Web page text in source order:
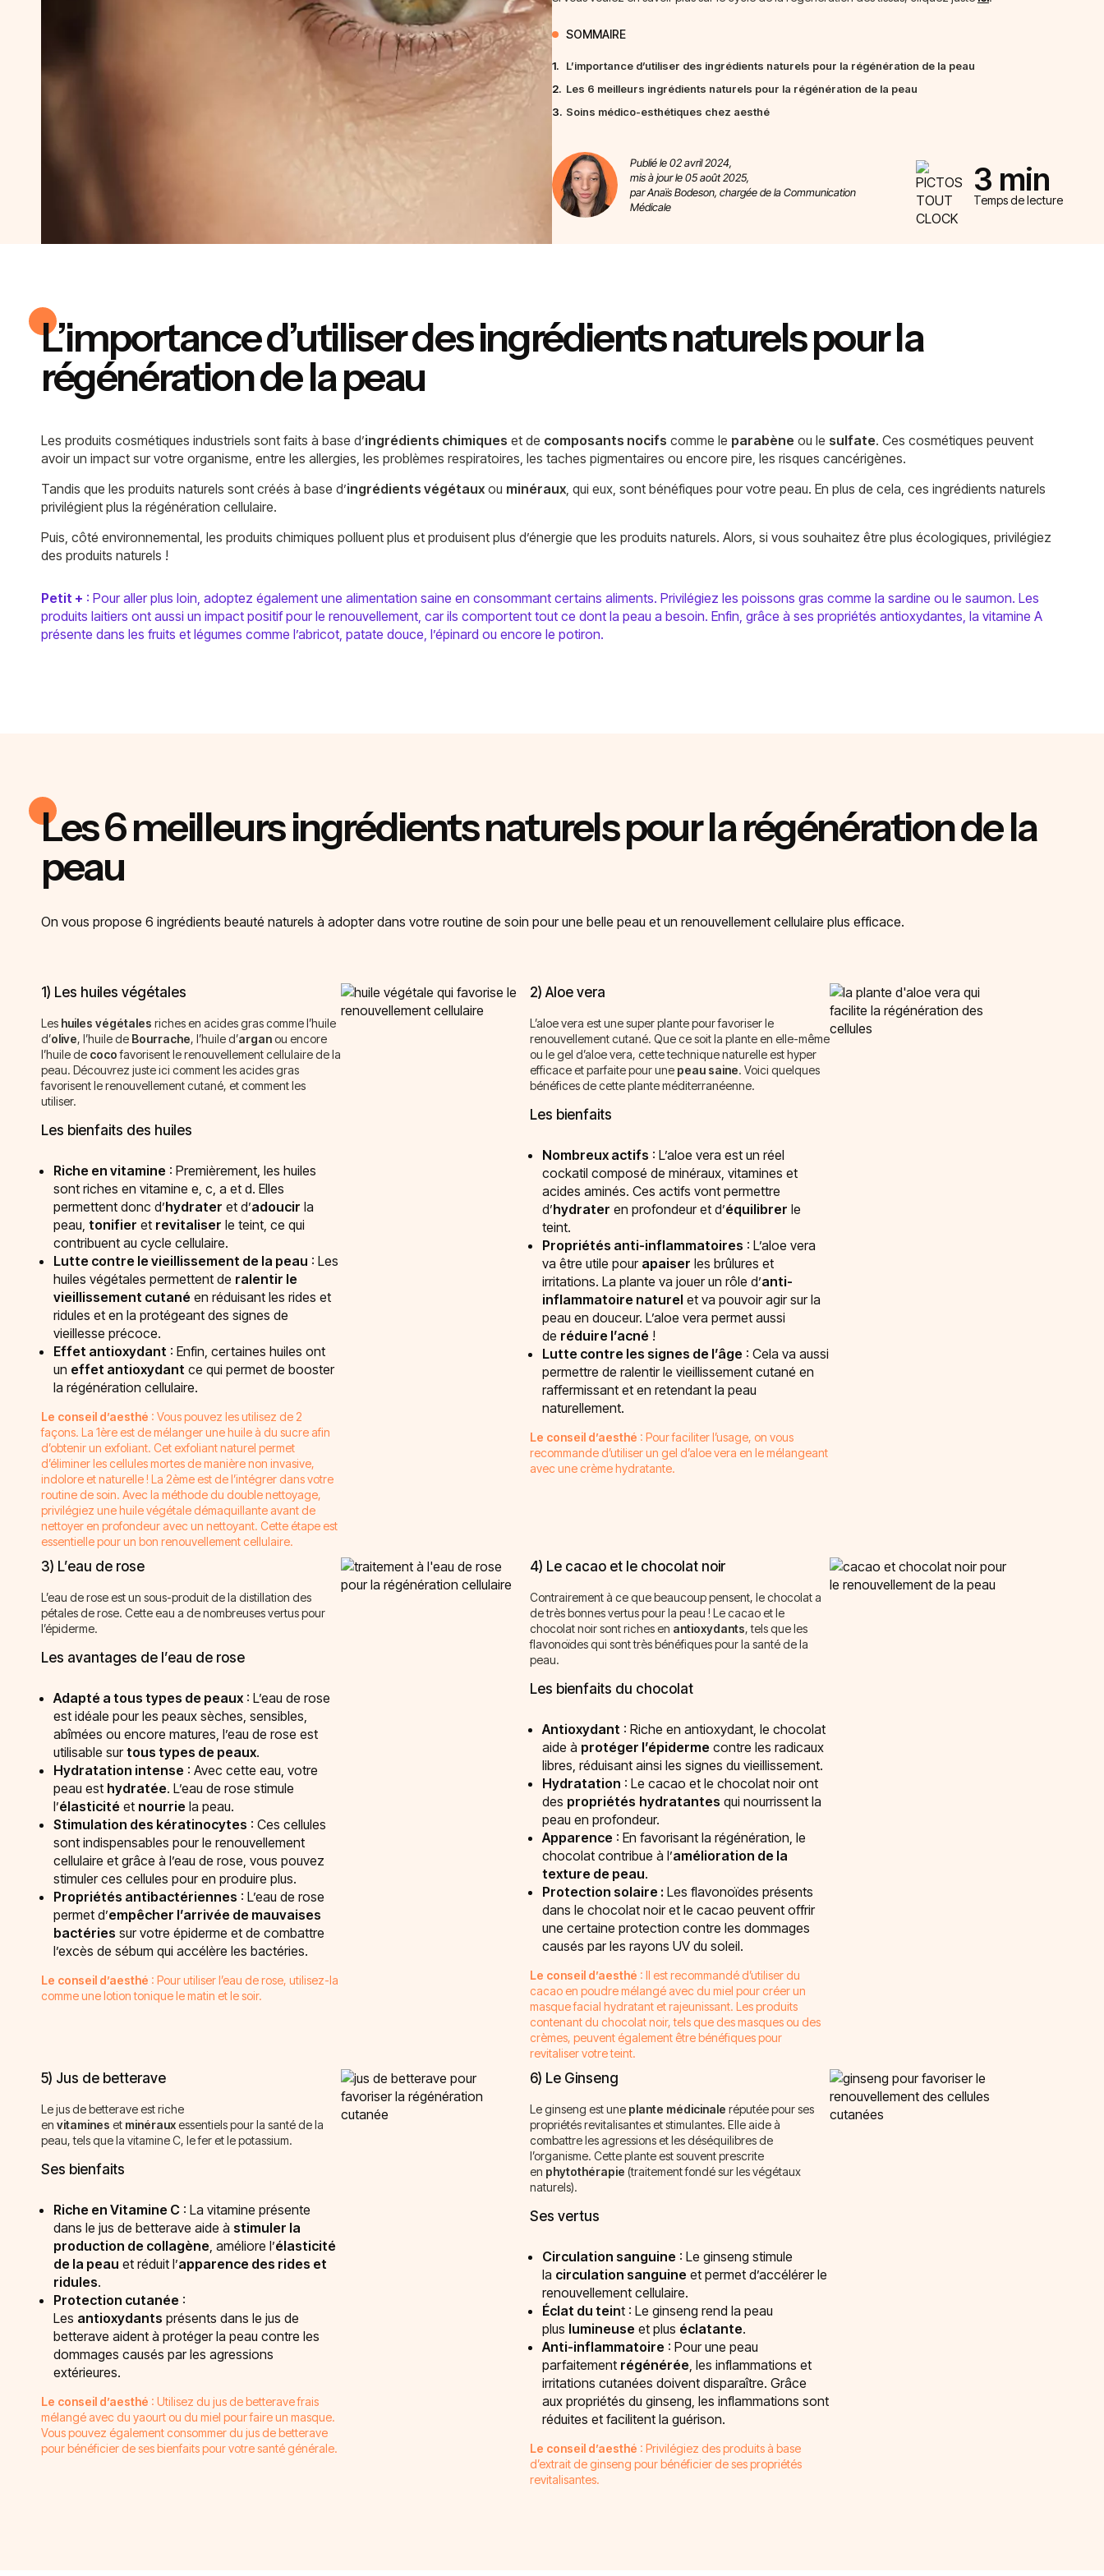
SOMMAIRE
1.
L’importance d’utiliser des ingrédients naturels pour la régénération de la peau
2. Les 6 meilleurs ingrédients naturels pour la régénération de la peau
3. Soins médico-esthétiques chez aesthé
Publié le 02 avril 2024,
mis à jour le 05 août 2025,
par Anaïs Bodeson, chargée de la Communication
Médicale
3 min
Temps de lecture
L’importance d’utiliser des ingrédients naturels pour la
régénération de la peau
Les produits cosmétiques industriels sont faits à base d’ingrédients chimiques et de composants nocifs comme le parabène ou le sulfate. Ces cosmétiques peuvent
avoir un impact sur votre organisme, entre les allergies, les problèmes respiratoires, les taches pigmentaires ou encore pire, les risques cancérigènes.
Tandis que les produits naturels sont créés à base d’ingrédients végétaux ou minéraux, qui eux, sont bénéfiques pour votre peau. En plus de cela, ces ingrédients naturels
privilégient plus la régénération cellulaire.
Puis, côté environnemental, les produits chimiques polluent plus et produisent plus d’énergie que les produits naturels. Alors, si vous souhaitez être plus écologiques, privilégiez
des produits naturels !
Petit + : Pour aller plus loin, adoptez également une alimentation saine en consommant certains aliments. Privilégiez les poissons gras comme la sardine ou le saumon. Les
produits laitiers ont aussi un impact positif pour le renouvellement, car ils comportent tout ce dont la peau a besoin. Enfin, grâce à ses propriétés antioxydantes, la vitamine A
présente dans les fruits et légumes comme l’abricot, patate douce, l’épinard ou encore le potiron.
Les 6 meilleurs ingrédients naturels pour la régénération de la
peau
On vous propose 6 ingrédients beauté naturels à adopter dans votre routine de soin pour une belle peau et un renouvellement cellulaire plus efficace.
1) Les huiles végétales
Les huiles végétales riches en acides gras comme l’huile
d’olive, l’huile de Bourrache, l’huile d’arganou encore
l’huile de cocofavorisent le renouvellement cellulaire de la
peau. Découvrez juste ici comment les acides gras
favorisent le renouvellement cutané, et comment les
utiliser.
Les bienfaits des huiles
Riche en vitamine : Premièrement, les huiles
sont riches en vitamine e, c, a et d. Elles
permettent donc d’hydrater et d’adoucir la
peau, tonifier et revitaliser le teint, ce qui
contribuent au cycle cellulaire.
Lutte contre le vieillissement de la peau : Les
huiles végétales permettent de ralentir le
vieillissement cutané en réduisant les rides et
ridules et en la protégeant des signes de
vieillesse précoce.
Effet antioxydant : Enfin, certaines huiles ont
un effet antioxydant ce qui permet de booster
la régénération cellulaire.
Le conseil d’aesthé : Vous pouvez les utilisez de 2
façons. La 1ère est de mélanger une huile à du sucre afin
d’obtenir un exfoliant. Cet exfoliant naturel permet
d’éliminer les cellules mortes de manière non invasive,
indolore et naturelle ! La 2ème est de l’intégrer dans votre
routine de soin. Avec la méthode du double nettoyage,
privilégiez une huile végétale démaquillante avant de
nettoyer en profondeur avec un nettoyant. Cette étape est
essentielle pour un bon renouvellement cellulaire.
2) Aloe vera
L’aloe vera est une super plante pour favoriser le
renouvellement cutané. Que ce soit la plante en elle-même
ou le gel d’aloe vera, cette technique naturelle est hyper
efficace et parfaite pour une peau saine. Voici quelques
bénéfices de cette plante méditerranéenne.
Les bienfaits
Nombreux actifs : L’aloe vera est un réel
cockatil composé de minéraux, vitamines et
acides aminés. Ces actifs vont permettre
d’hydrater en profondeur et d’équilibrer le
teint.
Propriétés anti-inflammatoires : L’aloe vera
va être utile pour apaiser les brûlures et
irritations. La plante va jouer un rôle d’anti-
inflammatoire naturel et va pouvoir agir sur la
peau en douceur. L’aloe vera permet aussi
de réduire l’acné !
Lutte contre les signes de l’âge : Cela va aussi
permettre de ralentir le vieillissement cutané en
raffermissant et en retendant la peau
naturellement.
Le conseil d’aesthé : Pour faciliter l’usage, on vous
recommande d’utiliser un gel d’aloe vera en le mélangeant
avec une crème hydratante.
3) L’eau de rose
L’eau de rose est un sous-produit de la distillation des
pétales de rose. Cette eau a de nombreuses vertus pour
l’épiderme.
Les avantages de l’eau de rose
Adapté a tous types de peaux : L’eau de rose
est idéale pour les peaux sèches, sensibles,
abîmées ou encore matures, l’eau de rose est
utilisable surtous types de peaux.
Hydratation intense : Avec cette eau, votre
peau est hydratée. L’eau de rose stimule
l’élasticité et nourrie la peau.
Stimulation des kératinocytes : Ces cellules
sont indispensables pour le renouvellement
cellulaire et grâce à l’eau de rose, vous pouvez
stimuler ces cellules pour en produire plus.
Propriétés antibactériennes : L’eau de rose
permet d’empêcher l’arrivée de mauvaises
bactéries sur votre épiderme et de combattre
l’excès de sébum qui accélère les bactéries.
Le conseil d’aesthé : Pour utiliser l’eau de rose, utilisez-la
comme une lotion tonique le matin et le soir.
4) Le cacao et le chocolat noir
Contrairement à ce que beaucoup pensent, le chocolat a
de très bonnes vertus pour la peau ! Le cacao et le
chocolat noir sont riches en antioxydants, tels que les
flavonoïdes qui sont très bénéfiques pour la santé de la
peau.
Les bienfaits du chocolat
Antioxydant : Riche en antioxydant, le chocolat
aide à protéger l’épiderme contre les radicaux
libres, réduisant ainsi les signes du vieillissement.
Hydratation : Le cacao et le chocolat noir ont
des propriétés hydratantes qui nourrissent la
peau en profondeur.
Apparence : En favorisant la régénération, le
chocolat contribue à l’amélioration de la
texture de peau.
Protection solaire : Les flavonoïdes présents
dans le chocolat noir et le cacao peuvent offrir
une certaine protection contre les dommages
causés par les rayons UV du soleil.
Le conseil d’aesthé : Il est recommandé d’utiliser du
cacao en poudre mélangé avec du miel pour créer un
masque facial hydratant et rajeunissant. Les produits
contenant du chocolat noir, tels que des masques ou des
crèmes, peuvent également être bénéfiques pour
revitaliser votre teint.
5) Jus de betterave
Le jus de betterave est riche
en vitamines et minérauxessentiels pour la santé de la
peau, tels que la vitamine C, le fer et le potassium.
Ses bienfaits
Riche en Vitamine C : La vitamine présente
dans le jus de betterave aide à stimuler la
production de collagène, améliore l’élasticité
de la peau et réduit l’apparence des rides et
ridules.
Protection cutanée :
Les antioxydants présents dans le jus de
betterave aident à protéger la peau contre les
dommages causés par les agressions
extérieures.
Le conseil d’aesthé : Utilisez du jus de betterave frais
mélangé avec du yaourt ou du miel pour faire un masque.
Vous pouvez également consommer du jus de betterave
pour bénéficier de ses bienfaits pour votre santé générale.
6) Le Ginseng
Le ginseng est une plante médicinale réputée pour ses
propriétés revitalisantes et stimulantes. Elle aide à
combattre les agressions et les déséquilibres de
l’organisme. Cette plante est souvent prescrite
en phytothérapie (traitement fondé sur les végétaux
naturels).
Ses vertus
Circulation sanguine : Le ginseng stimule
la circulation sanguine et permet d’accélérer le
renouvellement cellulaire.
Éclat du teint : Le ginseng rend la peau
plus lumineuse et plus éclatante.
Anti-inflammatoire : Pour une peau
parfaitement régénérée, les inflammations et
irritations cutanées doivent disparaître. Grâce
aux propriétés du ginseng, les inflammations sont
réduites et facilitent la guérison.
Le conseil d’aesthé : Privilégiez des produits à base
d’extrait de ginseng pour bénéficier de ses propriétés
revitalisantes.